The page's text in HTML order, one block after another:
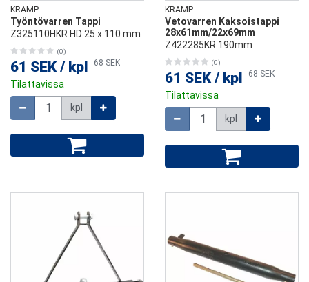
KRAMP
Työntövarren Tappi
Z325110HKR HD 25 x 110 mm
(0)
61 SEK / kpl 68 SEK
Tilattavissa
kpl
KRAMP
Vetovarren Kaksoistappi
28x61mm/22x69mm
Z422285KR 190mm
(0)
61 SEK / kpl 68 SEK
Tilattavissa
kpl